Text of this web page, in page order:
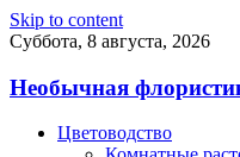
Skip to content
Суббота, 8 августа, 2026
Необычная
Цветоводство